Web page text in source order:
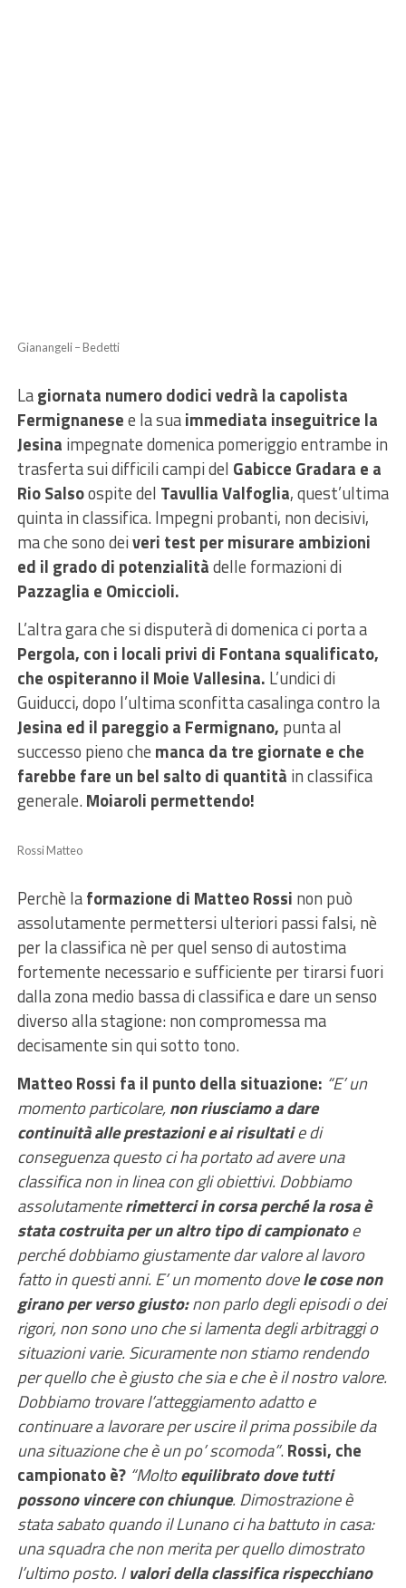
Gianangeli – Bedetti
Lagiornata numero dodici vedrà la capolista
Fermignanesee la suaimmediata inseguitrice la
Jesina impegnate domenica pomeriggio entrambe in
trasferta sui difficili campi del Gabicce Gradara e a
Rio Salsoospite del Tavullia Valfoglia, quest’ultima
quinta in classifica. Impegni probanti, non decisivi,
ma che sono deiveri test per misurare ambizioni
ed il grado di potenzialitàdelle formazioni di
Pazzaglia e Omiccioli.
L’altra gara che si disputerà di domenica ci porta a
Pergola, con i locali privi di Fontana squalificato,
che ospiteranno il Moie Vallesina. L’undici di
Guiducci, dopo l’ultima sconfitta casalinga contro la
Jesina ed il pareggio a Fermignano, punta al
successo pieno che manca da tre giornate e che
farebbe fare un bel salto di quantità in classifica
generale.Moiaroli permettendo!
Rossi Matteo
Perchè laformazione di Matteo Rossi non può
assolutamente permettersi ulteriori passi falsi, nè
per la classifica nè per quel senso di autostima
fortemente necessario e sufficiente per tirarsi fuori
dalla zona medio bassa di classifica e dare un senso
diverso alla stagione: non compromessa ma
decisamente sin qui sotto tono.
Matteo Rossi fa il punto della situazione: “E’ un
momento particolare,non riusciamo a dare
continuità alle prestazioni e ai risultatie di
conseguenza questo ci ha portato ad avere una
classifica non in linea con gli obiettivi. Dobbiamo
assolutamenterimetterci in corsa perché la rosa è
stata costruita per un altro tipo di campionatoe
perché dobbiamo giustamente dar valore al lavoro
fatto in questi anni. E’ un momento dovele cose non
girano per verso giusto:non parlo degli episodi o dei
rigori, non sono uno che si lamenta degli arbitraggi o
situazioni varie. Sicuramente non stiamo rendendo
per quello che è giusto che sia e che è il nostro valore.
Dobbiamo trovare l’atteggiamento adatto e
continuare a lavorare per uscire il prima possibile da
una situazione che è un po’ scomoda”.Rossi, che
campionato è? “Moltoequilibrato dove tutti
possono vincere con chiunque. Dimostrazione è
stata sabato quando il Lunano ci ha battuto in casa:
una squadra che non merita per quello dimostrato
l’ultimo posto. Ivalori della classifica rispecchiano